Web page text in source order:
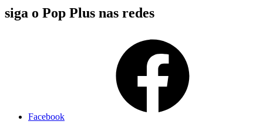
siga o Pop Plus nas redes
Facebook